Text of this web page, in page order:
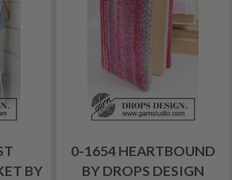
BY
0-1654 HEARTBOUND
BY DROPS DESIGN